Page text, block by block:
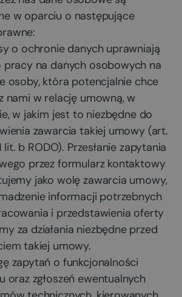
w oparciu o następujące
o ochronie danych uprawniają
pracy na danych osobowych na
osoby, która potencjalnie chce
nami w relację umowną, w
w jakim jest to niezbędne do
zawarcia takiej umowy (art.
lit. b RODO). Przesłanie zapytania
przez formularz kontaktowy
jako wolę zawarcia umowy,
informacji potrzebnych
i przedstawienia oferty
za działania niezbędne przed
takiej umowy.
zapytań o funkcjonalności
oraz zgłoszeń ewentualnych